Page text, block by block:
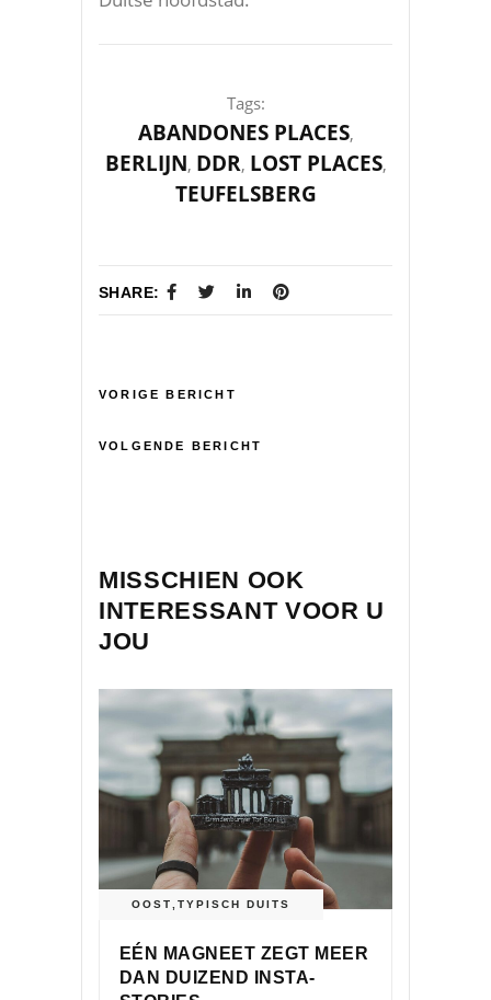
Tags:
ABANDONES PLACES,
BERLIJN, DDR, LOST PLACES,
TEUFELSBERG
SHARE:
VORIGE BERICHT
VOLGENDE BERICHT
MISSCHIEN OOK
INTERESSANT VOOR U
JOU
OOST TYPISCH DUITS
EÉN MAGNEET ZEGT MEER
DAN DUIZEND INSTA-